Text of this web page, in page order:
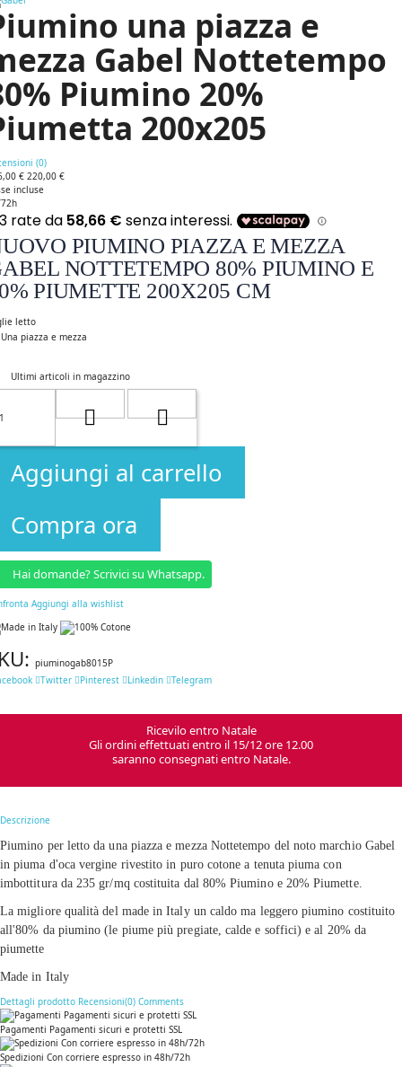
una piazza e
Gabel Nottetempo
Piumino 20%
200x205
(0)
€ 220,00 €
incluse
PIUMINO PIAZZA E MEZZA
NOTTETEMPO 80% PIUMINO E
PIUMETTE 200X205 CM
letto
Una piazza e mezza
Ultimi articoli in magazzino
Aggiungi al carrello
Compra ora
Hai domande? Scrivici su Whatsapp.
Aggiungi alla wishlist
piuminogab8015P
Twitter Pinterest Linkedin Telegram
Ricevilo entro Natale
Gli ordini effettuati entro il 15/12 ore 12.00
saranno consegnati entro Natale.
Descrizione
Piumino per letto da una piazza e mezza Nottetempo del noto marchio Gabel
in piuma d'oca vergine rivestito in puro cotone a tenuta piuma con
imbottitura da 235 gr/mq costituita dal 80% Piumino e 20% Piumette.
La migliore qualità del made in Italy un caldo ma leggero piumino costituito
all'80% da piumino (le piume più pregiate, calde e soffici) e al 20% da
piumette
Made in Italy
Dettagli prodotto Recensioni(0) Comments
Pagamenti Pagamenti sicuri e protetti SSL
Spedizioni Con corriere espresso in 48h/72h